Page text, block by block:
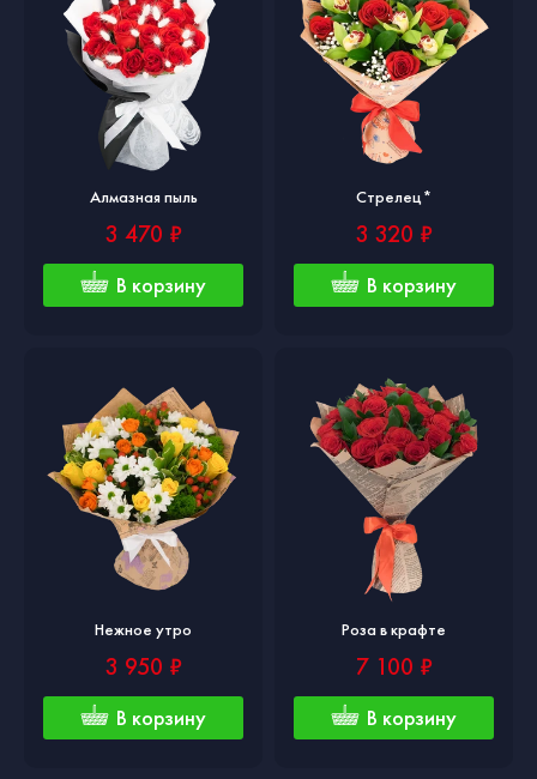
Алмазная пыль
3 470 ₽
В корзину
Стрелец*
3 320 ₽
В корзину
Нежное утро
3 950 ₽
В корзину
Роза в крафте
7 100 ₽
В корзину